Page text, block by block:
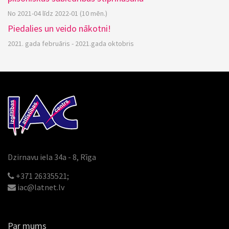
No 2021-04 līdz 2022-01 (10 mēn.)
Piedalies un veido nākotni!
2021. gada februāris - 2021.gada oktobris
Dzirnavu iela 34a - 8, Rīga
+371 26335521;
iac@latnet.lv
Par mums